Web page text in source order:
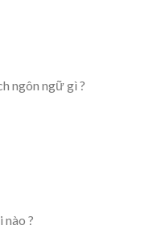
ngôn ngữ gì ?
nào ?